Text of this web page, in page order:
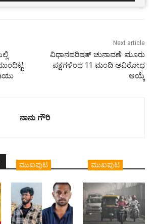
Next article
ವಿಧಾನಪರಿಷತ್ ಚುನಾವಣೆ: ಮೂರು
ಪಕ್ಷಗಳಿಂದ 11 ಮಂದಿ ಅವಿರೋಧ
ಆಯ್ಕೆ
ನಾನು ಗೌರಿ
ಮುಖಪುಟ ಮುಖಪುಟ